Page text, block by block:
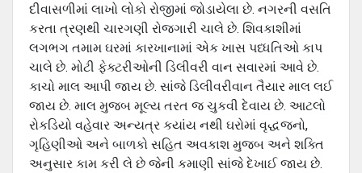
દીવાસળીમાં લાખો લોકો રોજીમાં જોડાયેલા છે. નગરની વસતિ
કરતા ત્રણથી ચારગણી રોજગારી ચાલે છે. શિવકાશીમાં
લગભગ તમામ ઘરમાં કારખાનામાં એક ખાસ પધ્ધતિઓ કાપ
ચાલે છે. મોટી ફેક્ટરીઓની ડિલીવરી વાન સવારમાં આવે છે.
કાચો માલ આપી જાય છે. સાંજે ડિલીવરીવાન તૈયાર માલ લઈ
જાય છે. માલ મુજબ મૂલ્ય તરત જ ચુકવી દેવાય છે. આટલો
રોકડિયો વહેવાર અન્યત્ર કયાંય નથી ઘરોમાં વૃદ્ધજનો,
ગૃહિણીઓ અને બાળકો સહિત અવકાશ મુજબ અને શક્તિ
અનુસાર કામ કરી લે છે જેની કમાણી સાંજે દેખાઈ જાય છે.